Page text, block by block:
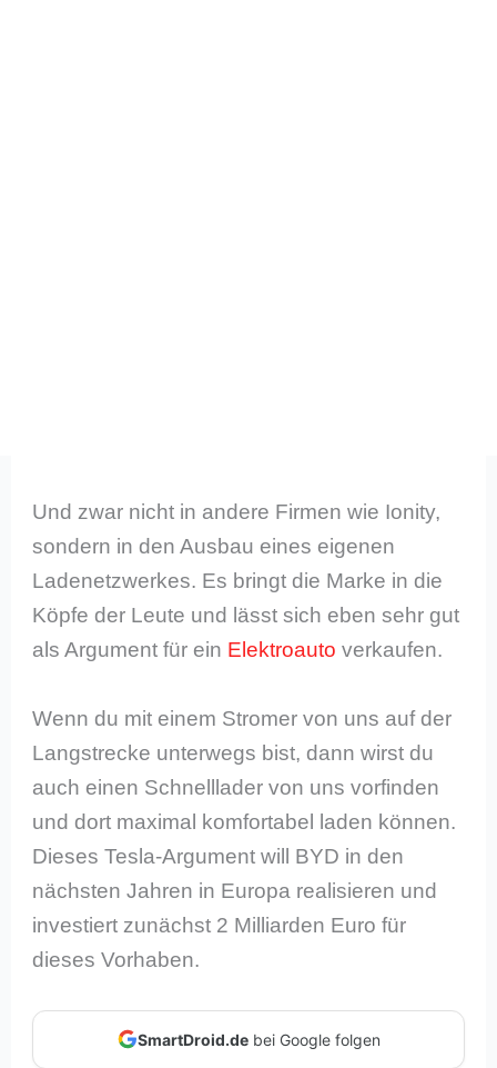
Und zwar nicht in andere Firmen wie Ionity,
sondern in den Ausbau eines eigenen
Ladenetzwerkes. Es bringt die Marke in die
Köpfe der Leute und lässt sich eben sehr gut
als Argument für ein Elektroauto verkaufen.
Wenn du mit einem Stromer von uns auf der
Langstrecke unterwegs bist, dann wirst du
auch einen Schnelllader von uns vorfinden
und dort maximal komfortabel laden können.
Dieses Tesla-Argument will BYD in den
nächsten Jahren in Europa realisieren und
investiert zunächst 2 Milliarden Euro für
dieses Vorhaben.
SmartDroid.debei Google folgen